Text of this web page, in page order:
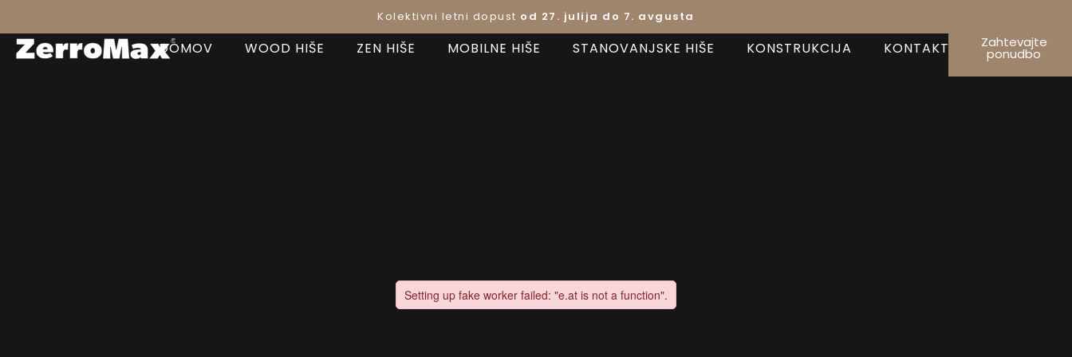
DOMOV WOOD HIŠE ZEN HIŠE MOBILNE HIŠE STANOVANJSKE HIŠE KONSTRUKCIJA KONTAKT Zahtevajte
ponudbo
Kolektivni letni dopust od 27. julija do 7. avgusta